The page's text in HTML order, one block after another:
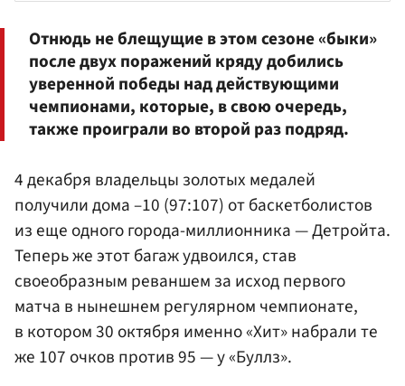
Отнюдь не блещущие в этом сезоне «быки»
после двух поражений кряду добились
уверенной победы над действующими
чемпионами, которые, в свою очередь,
также проиграли во второй раз подряд.
4 декабря владельцы золотых медалей
получили дома –10 (97:107) от баскетболистов
из еще одного города-миллионника — Детройта.
Теперь же этот багаж удвоился, став
своеобразным реваншем за исход первого
матча в нынешнем регулярном чемпионате,
в котором 30 октября именно «Хит» набрали те
же 107 очков против 95 — у «Буллз».